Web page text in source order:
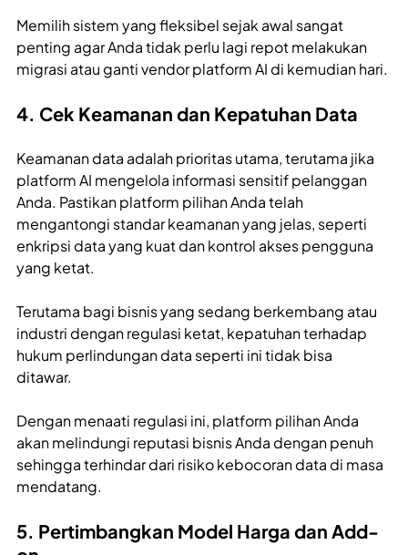
Memilih sistem yang fleksibel sejak awal sangat
penting agar Anda tidak perlu lagi repot melakukan
migrasi atau ganti vendor platform AI di kemudian hari.
4. Cek Keamanan dan Kepatuhan Data
Keamanan data adalah prioritas utama, terutama jika
platform AI mengelola informasi sensitif pelanggan
Anda. Pastikan platform pilihan Anda telah
mengantongi standar keamanan yang jelas, seperti
enkripsi data yang kuat dan kontrol akses pengguna
yang ketat.
Terutama bagi bisnis yang sedang berkembang atau
industri dengan regulasi ketat, kepatuhan terhadap
hukum perlindungan data seperti ini tidak bisa
ditawar.
Dengan menaati regulasi ini, platform pilihan Anda
akan melindungi reputasi bisnis Anda dengan penuh
sehingga terhindar dari risiko kebocoran data di masa
mendatang.
5. Pertimbangkan Model Harga dan Add-